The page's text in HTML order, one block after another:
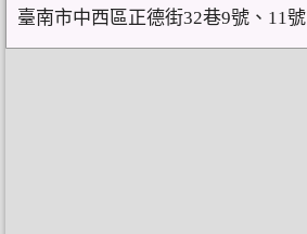
臺南市中西區正德街32巷9號、11號